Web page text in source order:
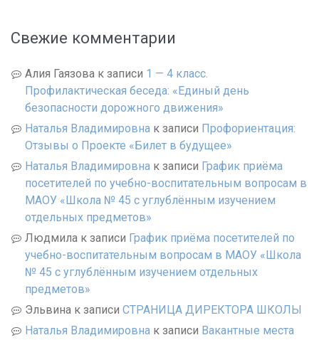
Свежие комментарии
Алия Гаязова к записи 1 — 4 класс.
Профилактическая беседа: «Единый день
безопасности дорожного движения»
Наталья Владимировна к записи Профориентация:
Отзывы о Проекте «Билет в будущее»
Наталья Владимировна к записи График приёма
посетителей по учебно-воспитательным вопросам в
МАОУ «Школа № 45 с углублённым изучением
отдельных предметов»
Людмила к записи График приёма посетителей по
учебно-воспитательным вопросам в МАОУ «Школа
№ 45 с углублённым изучением отдельных
предметов»
Эльвина к записи СТРАНИЦА ДИРЕКТОРА ШКОЛЫ
Наталья Владимировна к записи Вакантные места